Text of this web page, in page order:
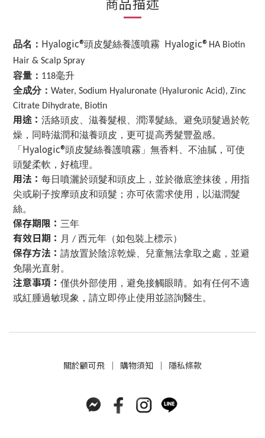
品名： Hyalogic®頭皮髮絲養護噴霧 Hyalogic® HA Biotin
Hair & Scalp Spray
容量： 118毫升
全成分： Water, Sodium Hyaluronate (Hyaluronic Acid), Zinc
Citrate Dihydrate, Biotin
用途： 活絡頭皮、滋養髮根、潤澤髮絲。避免頭髮過於乾
燥，同時滋潤和滋養頭皮，更可提高秀髮豐盈感。
「 Hyalogic®頭皮髮絲養護噴霧」無香料、不油膩，可使
頭髮柔軟，好梳理。
用法： 每日噴灑於頭髮和頭皮上，並於徹底塗抹後，用指
尖或刷子按摩頭皮和頭髮；亦可依需求使用，以滋潤髮
絲。
保存期限： 三年
有效日期： 月 / 西元年（如包裝上標示）
保存方法： 請放置於陰涼乾燥、兒童無法拿取之處，並避
免陽光直射。
注意事項： 僅供外部使用，避免接觸眼睛。如有任何不適
或紅腫過敏現象，請立即停止使用並諮詢醫生。
關於顧可飛 │ 購物須知 │ 隱私條款